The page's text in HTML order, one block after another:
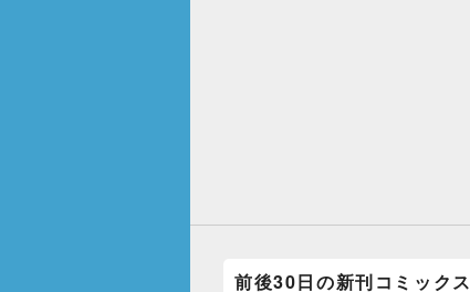
前後30日の新刊コミックス